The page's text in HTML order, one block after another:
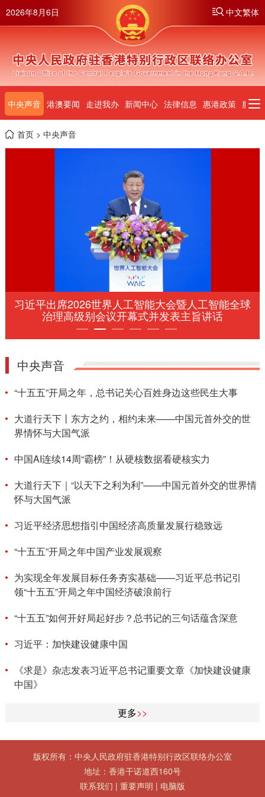
2026年8月6日 中文繁体
中央声音 港澳要闻 走进我办 新闻中心 法律信息 惠港政策 服务
首页> 中央声音
习近平出席2026世界人工智能大会暨人工智能全球
治理高级别会议开幕式并发表主旨讲话
中央声音
“十五五”开局之年，总书记关心百姓身边这些民生大事
大道行天下丨东方之约，相约未来——中国元首外交的世
界情怀与大国气派
中国AI连续14周“霸榜”！从硬核数据看硬核实力
大道行天下｜“以天下之利为利”——中国元首外交的世界情
怀与大国气派
习近平经济思想指引中国经济高质量发展行稳致远
“十五五”开局之年中国产业发展观察
为实现全年发展目标任务夯实基础——习近平总书记引
领“十五五”开局之年中国经济破浪前行
“十五五”如何开好局起好步？总书记的三句话蕴含深意
习近平：加快建设健康中国
《求是》杂志发表习近平总书记重要文章《加快建设健康
中国》
更多>>
版权所有：中央人民政府驻香港特别行政区联络办公室
地址：香港干诺道西160号
联系我们 | 重要声明 | 电脑版